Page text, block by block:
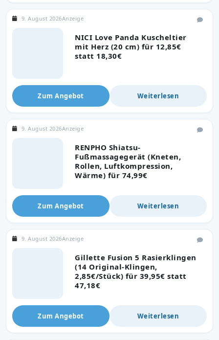
NICI Love Panda Kuscheltier
mit Herz (20 cm) für 12,85€
statt 18,30€
9. August 2026Anzeige
Zum Angebot Weiterlesen
RENPHO Shiatsu-
Fußmassagegerät (Kneten,
Rollen, Luftkompression,
Wärme) für 74,99€
9. August 2026Anzeige
Zum Angebot Weiterlesen
Gillette Fusion 5 Rasierklingen
(14 Original-Klingen,
2,85€/Stück) für 39,95€ statt
47,18€
9. August 2026Anzeige
Zum Angebot Weiterlesen